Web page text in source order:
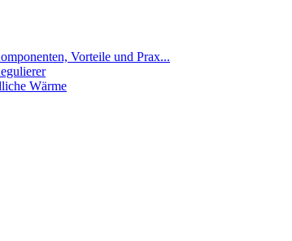
Vorteile und Prax...
Wärme